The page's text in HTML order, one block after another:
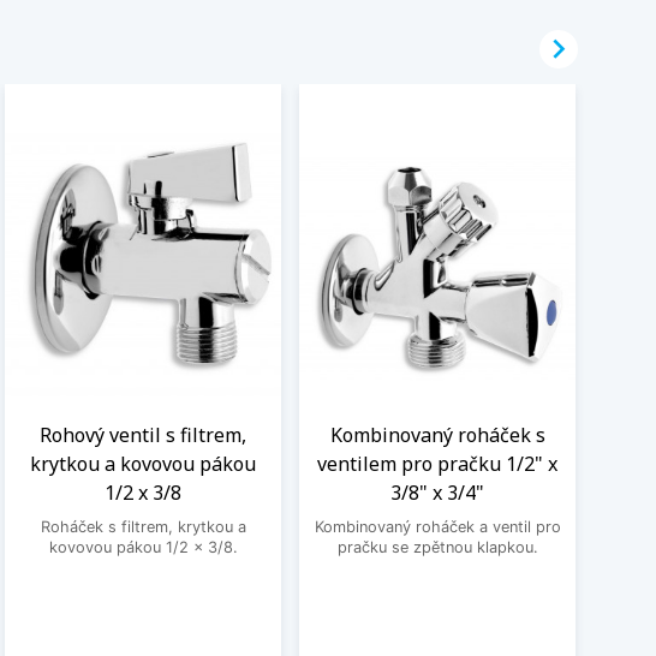
Rohový ventil s filtrem,
krytkou a kovovou pákou
1/2 x 3/8
Roháček s filtrem, krytkou a
kovovou pákou 1/2 x 3/8.
Kombinovaný roháček s
ventilem pro pračku 1/2" x
3/8" x 3/4"
Kombinovaný roháček a ventil pro
pračku se zpětnou klapkou.
